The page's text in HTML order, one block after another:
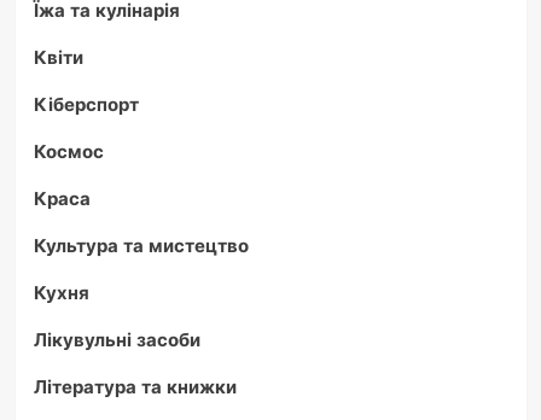
Їжа та кулінарія
Квіти
Кіберспорт
Космос
Краса
Культура та мистецтво
Кухня
Лікувульні засоби
Література та книжки